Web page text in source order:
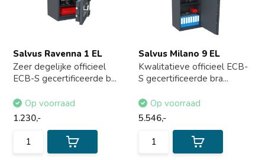
Salvus Ravenna 1 EL
Zeer degelijke officieel
ECB-S gecertificeerde b...
Op voorraad
1.230,-
Salvus Milano 9 EL
Kwalitatieve officieel ECB-
S gecertificeerde bra...
Op voorraad
5.546,-